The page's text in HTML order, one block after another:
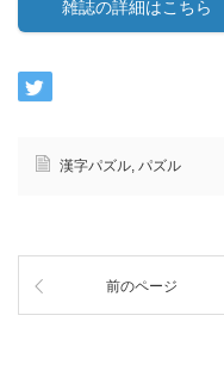
雑誌の詳細はこちら
漢字パズル, パズル
前のページ